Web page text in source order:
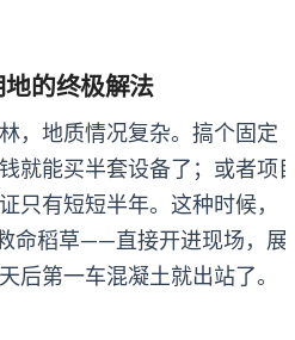
的终极解法
，地质情况复杂。搞个固定
就能买半套设备了；或者项
只有短短半年。这种时候，
命稻草——直接开进现场，展
后第一车混凝土就出站了。